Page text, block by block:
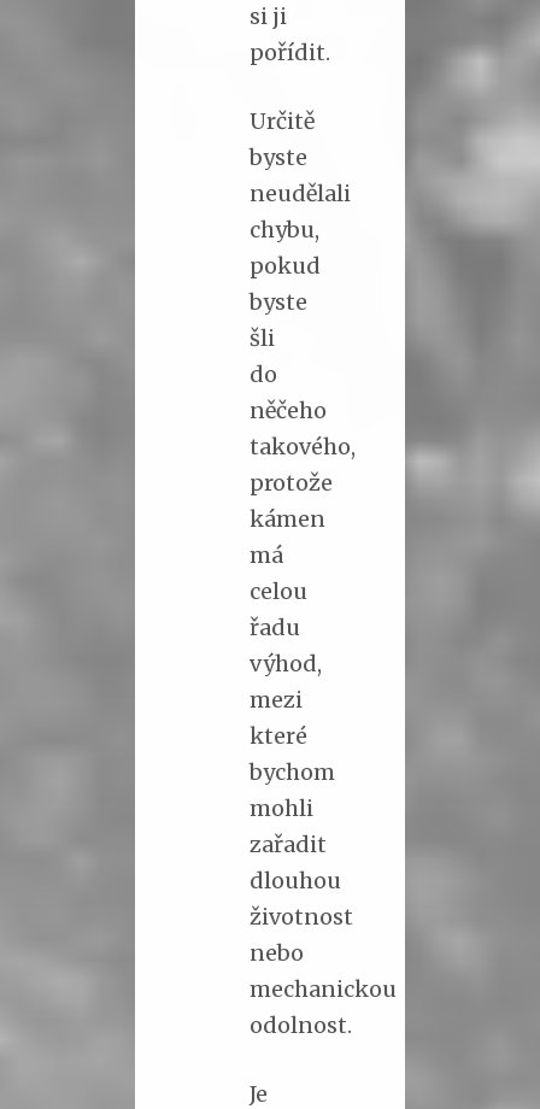
si ji
pořídit.
Určitě
byste
neudělali
chybu,
pokud
byste
šli
do
něčeho
takového,
protože
kámen
má
celou
řadu
výhod,
mezi
které
bychom
mohli
zařadit
dlouhou
životnost
nebo
mechanickou
odolnost.
Je